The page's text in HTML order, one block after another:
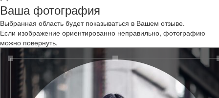
Ваша фотография
Выбранная область будет показываться в Вашем отзыве.
Если изображение ориентированно неправильно, фотографию
можно повернуть.